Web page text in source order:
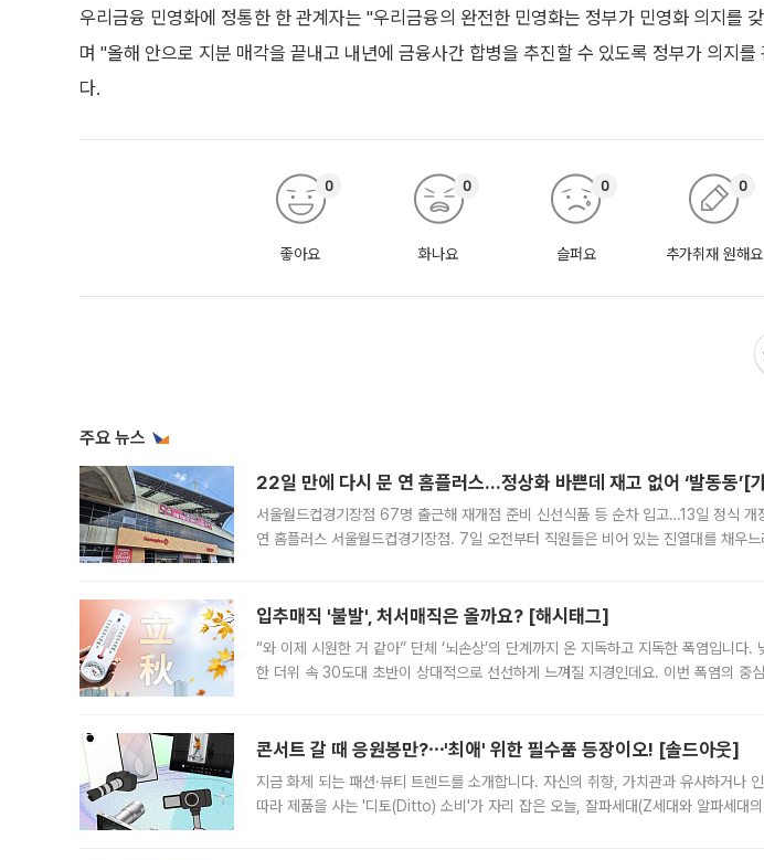
우리금융 민영화에 정통한 한 관계자는 "우리금융의 완전한 민영화는 정부가 민영화 의지를
며 "올해 안으로 지분 매각을 끝내고 내년에 금융사간 합병을 추진할 수 있도록 정부가 의지를
다.
좋아요
0
화나요
0
슬퍼요
0
추가취재 원해요
0
주요 뉴스
22일 만에 다시 문 연 홈플러스…정상화 바쁜데 재고 없어 ‘발동동’[
서울월드컵경기장점 67명 출근해 재개점 준비 신선식품 등 순차 입고…13일 정식
연 홈플러스 서울월드컵경기장점. 7일 오전부터 직원들은 비어 있는 진열대를 채우
입추매직 '불발', 처서매직은 올까요? [해시태그]
“와 이제 시원한 거 같아” 단체 ‘뇌손상’의 단계까지 온 지독하고 지독한 폭염입니
한 더위 속 30도대 초반이 상대적으로 선선하게 느껴질 지경인데요. 이번 폭염의 중
콘서트 갈 때 응원봉만?⋯'최애' 위한 필수품 등장이오! [솔드아웃]
지금 화제 되는 패션·뷰티 트렌드를 소개합니다. 자신의 취향, 가치관과 유사하거나
따라 제품을 사는 '디토(Ditto) 소비'가 자리 잡은 오늘, 잘파세대(Z세대와 알파세대